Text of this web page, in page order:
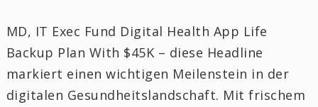
MD, IT Exec Fund Digital Health App Life
Backup Plan With $45K – diese Headline
markiert einen wichtigen Meilenstein in der
digitalen Gesundheitslandschaft. Mit frischem